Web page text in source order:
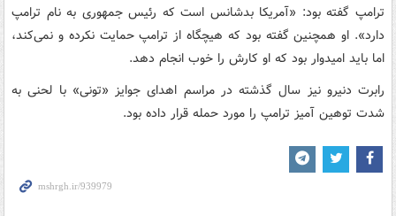
ترامپ گفته بود: «آمریکا بدشانس است که رئیس جمهوری به نام ترامپ
دارد». او همچنین گفته بود که هیچگاه از ترامپ حمایت نکرده و نمی‌کند،
اما باید امیدوار بود که او کارش را خوب انجام دهد.
رابرت دنیرو نیز سال گذشته در مراسم اهدای جوایز «تونی» با لحنی به
شدت توهین آمیز ترامپ را مورد حمله قرار داده بود.